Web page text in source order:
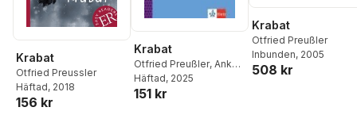
Krabat
Otfried Preussler
Häftad, 2018
156 kr
Krabat
Otfried Preußler, Anke
Kuhnecke
Häftad, 2025
151 kr
Krabat
Otfried Preußler
Inbunden, 2005
508 kr